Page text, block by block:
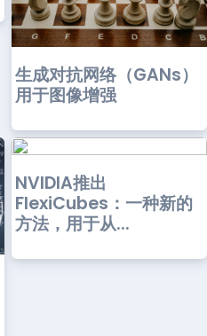
生成对抗网络（GANs）
用于图像增强
NVIDIA推出
FlexiCubes：一种新的
方法，用于从...